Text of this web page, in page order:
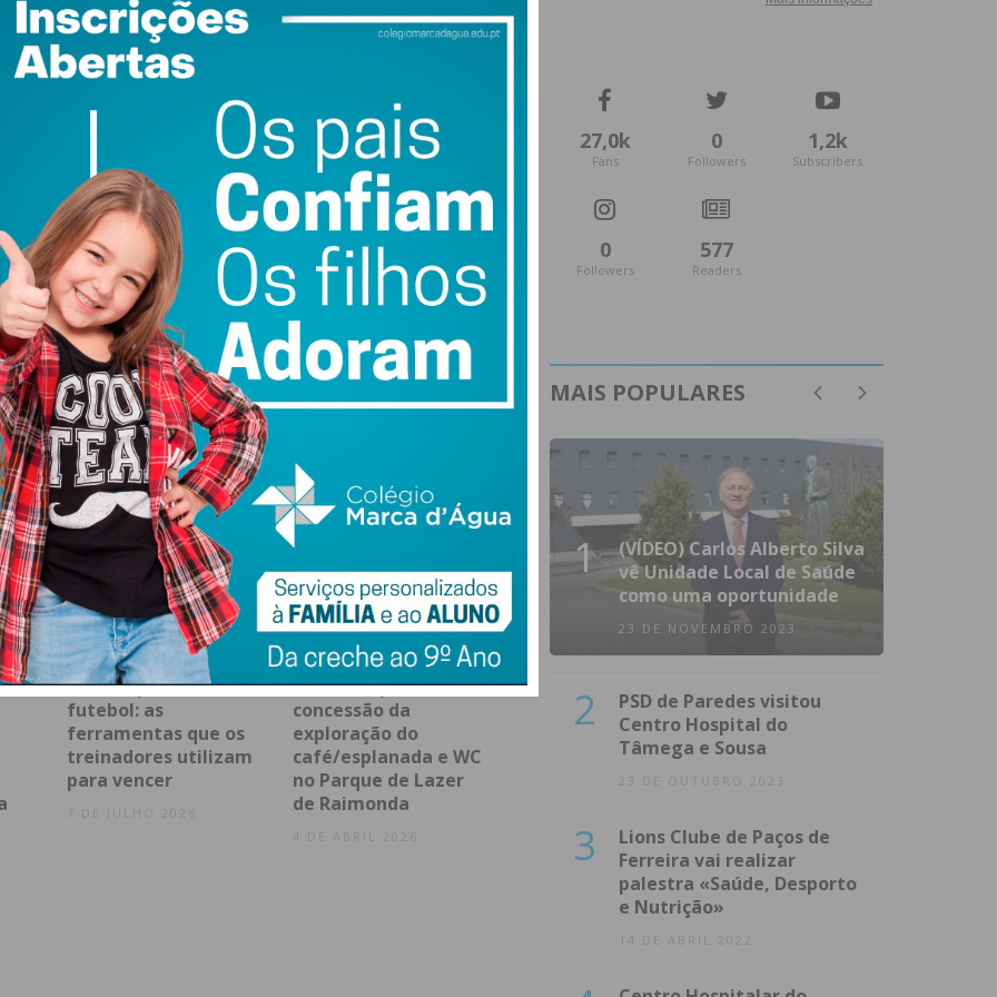
e obtenha de forma regular a informação
atualizada.
com ostermos e condições
Análise preditiva no
futebol: as
ferramentas que os
treinadores utilizam
para vencer
7 DE JULHO 2026
Concurso para
concessão da
exploração do
café/esplanada e WC
no Parque de Lazer
de Raimonda
4 DE ABRIL 2026
27,0k
Fans
0
Followers
1,2k
Subscribers
0
Followers
577
Readers
MAIS POPULARES
1
(VÍDEO) Carlos Alberto Silva
vê Unidade Local de Saúde
como uma oportunidade
23 DE NOVEMBRO 2023
2
PSD de Paredes visitou
Centro Hospital do
Tâmega e Sousa
23 DE OUTUBRO 2023
3
Lions Clube de Paços de
Ferreira vai realizar
palestra «Saúde, Desporto
e Nutrição»
14 DE ABRIL 2022